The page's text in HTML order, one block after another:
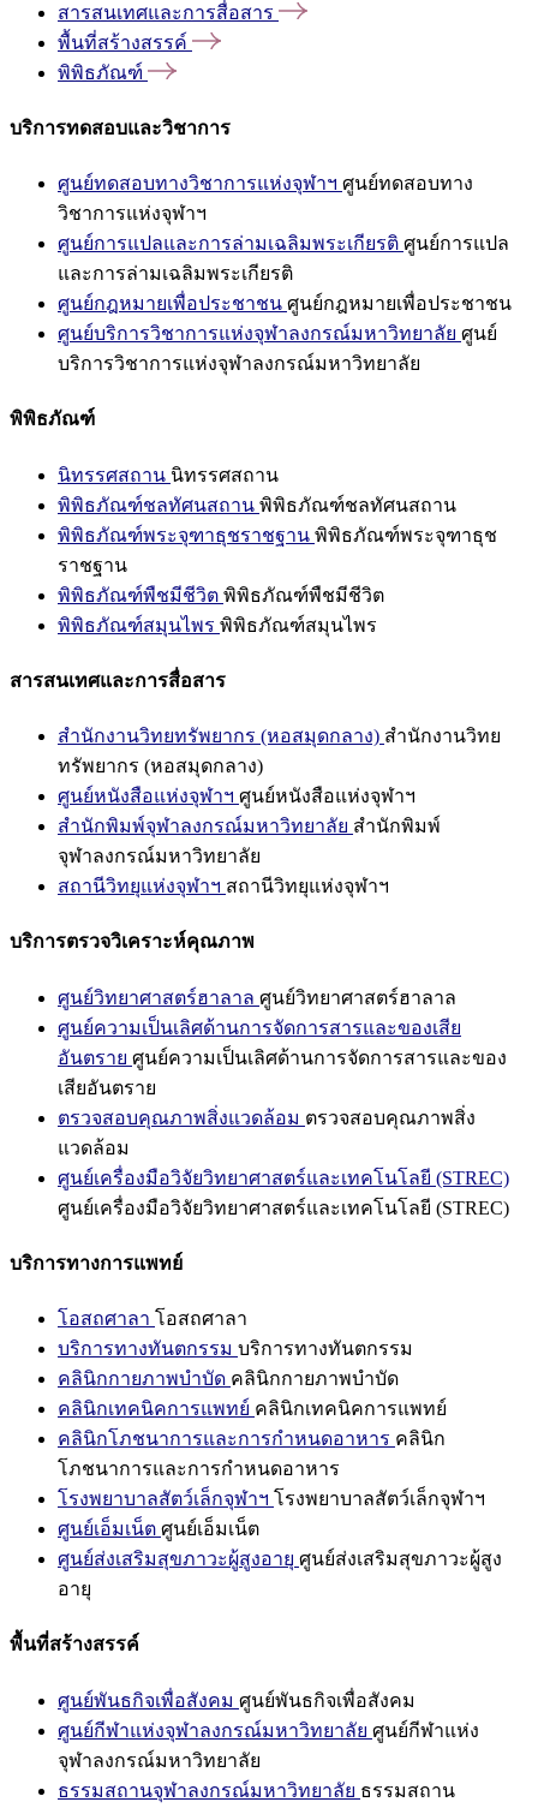
สารสนเทศและการสื่อสาร
พื้นที่สร้างสรรค์
พิพิธภัณฑ์
บริการทดสอบและวิชาการ
ศูนย์ทดสอบทางวิชาการแห่งจุฬาฯ ศูนย์ทดสอบทาง
วิชาการแห่งจุฬาฯ
ศูนย์การแปลและการล่ามเฉลิมพระเกียรติ ศูนย์การแปล
และการล่ามเฉลิมพระเกียรติ
ศูนย์กฎหมายเพื่อประชาชน ศูนย์กฎหมายเพื่อประชาชน
ศูนย์บริการวิชาการแห่งจุฬาลงกรณ์มหาวิทยาลัย ศูนย์
บริการวิชาการแห่งจุฬาลงกรณ์มหาวิทยาลัย
พิพิธภัณฑ์
นิทรรศสถาน นิทรรศสถาน
พิพิธภัณฑ์ชลทัศนสถาน พิพิธภัณฑ์ชลทัศนสถาน
พิพิธภัณฑ์พระจุฑาธุชราชฐาน พิพิธภัณฑ์พระจุฑาธุช
ราชฐาน
พิพิธภัณฑ์พืชมีชีวิต พิพิธภัณฑ์พืชมีชีวิต
พิพิธภัณฑ์สมุนไพร พิพิธภัณฑ์สมุนไพร
สารสนเทศและการสื่อสาร
สำนักงานวิทยทรัพยากร (หอสมุดกลาง) สำนักงานวิทย
ทรัพยากร (หอสมุดกลาง)
ศูนย์หนังสือแห่งจุฬาฯ ศูนย์หนังสือแห่งจุฬาฯ
สำนักพิมพ์จุฬาลงกรณ์มหาวิทยาลัย สำนักพิมพ์
จุฬาลงกรณ์มหาวิทยาลัย
สถานีวิทยุแห่งจุฬาฯ สถานีวิทยุแห่งจุฬาฯ
บริการตรวจวิเคราะห์คุณภาพ
ศูนย์วิทยาศาสตร์ฮาลาล ศูนย์วิทยาศาสตร์ฮาลาล
ศูนย์ความเป็นเลิศด้านการจัดการสารและของเสีย
อันตราย ศูนย์ความเป็นเลิศด้านการจัดการสารและของ
เสียอันตราย
ตรวจสอบคุณภาพสิ่งแวดล้อม ตรวจสอบคุณภาพสิ่ง
แวดล้อม
ศูนย์เครื่องมือวิจัยวิทยาศาสตร์และเทคโนโลยี (STREC)
ศูนย์เครื่องมือวิจัยวิทยาศาสตร์และเทคโนโลยี (STREC)
บริการทางการแพทย์
โอสถศาลา โอสถศาลา
บริการทางทันตกรรม บริการทางทันตกรรม
คลินิกกายภาพบำบัด คลินิกกายภาพบำบัด
คลินิกเทคนิคการแพทย์ คลินิกเทคนิคการแพทย์
คลินิกโภชนาการและการกำหนดอาหาร คลินิก
โภชนาการและการกำหนดอาหาร
โรงพยาบาลสัตว์เล็กจุฬาฯ โรงพยาบาลสัตว์เล็กจุฬาฯ
ศูนย์เอ็มเน็ต ศูนย์เอ็มเน็ต
ศูนย์ส่งเสริมสุขภาวะผู้สูงอายุ ศูนย์ส่งเสริมสุขภาวะผู้สูง
อายุ
พื้นที่สร้างสรรค์
ศูนย์พันธกิจเพื่อสังคม ศูนย์พันธกิจเพื่อสังคม
ศูนย์กีฬาแห่งจุฬาลงกรณ์มหาวิทยาลัย ศูนย์กีฬาแห่ง
จุฬาลงกรณ์มหาวิทยาลัย
ธรรมสถานจุฬาลงกรณ์มหาวิทยาลัย ธรรมสถาน